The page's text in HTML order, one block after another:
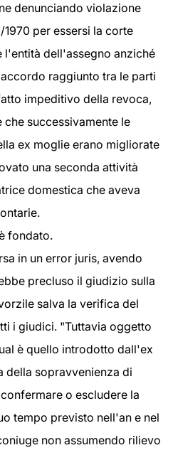
denunciando violazione
per essersi la corte
dell'assegno anziché
raggiunto tra le parti
impeditivo della revoca,
successivamente le
ex moglie erano migliorate
una seconda attività
domestica che aveva
fondato.
in un error juris, avendo
precluso il giudizio sulla
salva la verifica del
i giudici. "Tuttavia oggetto
è quello introdotto dall'ex
della sopravvenienza di
o escludere la
tempo previsto nell'an e nel
non assumendo rilievo